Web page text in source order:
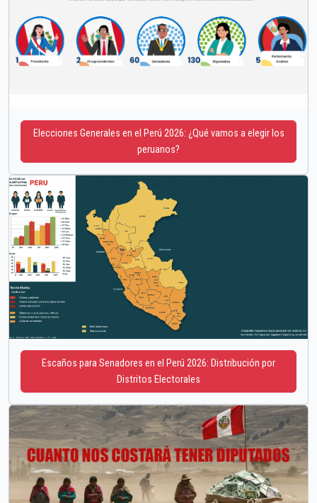
Elecciones Generales en el Perú 2026: ¿Qué vamos a elegir los
peruanos?
Escaños para Senadores en el Perú 2026: Distribución por
Distritos Electorales